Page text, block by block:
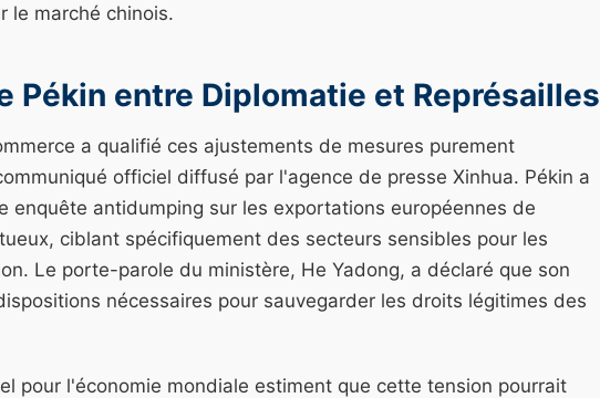
le marché chinois.
Pékin entre Diplomatie et Représailles
a qualifié ces ajustements de mesures purement
officiel diffusé par l'agence de presse Xinhua. Pékin a
enquête antidumping sur les exportations européennes de
ciblant spécifiquement des secteurs sensibles pour les
Le porte-parole du ministère, He Yadong, a déclaré que son
nécessaires pour sauvegarder les droits légitimes des
pour l'économie mondiale estiment que cette tension pourrait